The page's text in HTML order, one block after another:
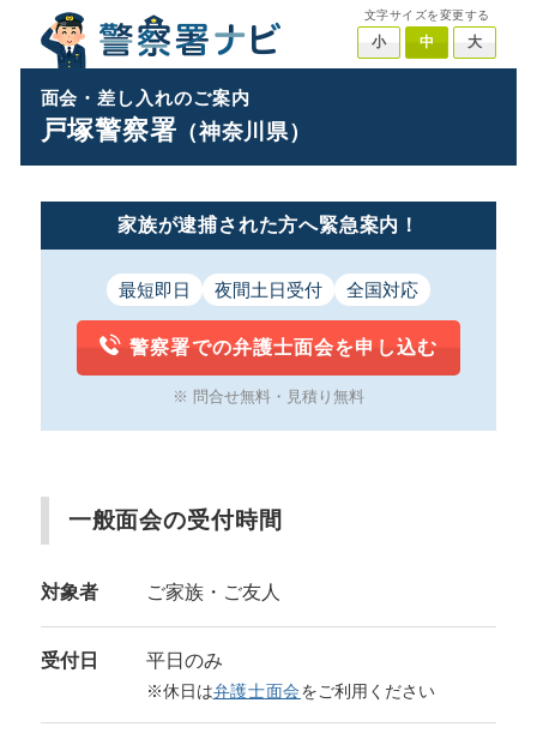
文字サイズを変更する
小 中 大
面会・差し入れのご案内
戸塚警察署（神奈川県）
家族が逮捕された方へ緊急案内！
最短即日 夜間土日受付 全国対応
警察署での弁護士面会を申し込む
※ 問合せ無料・見積り無料
一般面会の受付時間
対象者 ご家族・ご友人
受付日 平日のみ
※休日は弁護士面会をご利用ください